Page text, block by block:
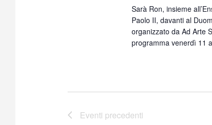
Sarà Ron, insieme
Paolo II, davanti al
organizzato da Ad Arte
programma venerdì 11
Eventi precedenti